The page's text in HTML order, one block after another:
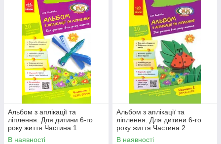
Альбом з аплікації та
ліплення. Для дитини 6-го
року життя Частина 1
В наявності
Альбом з аплікації та
ліплення. Для дитини 6-го
року життя Частина 2
В наявності